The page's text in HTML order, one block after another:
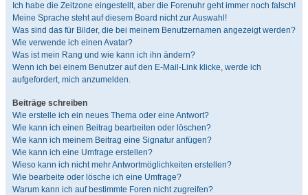
Ich habe die Zeitzone eingestellt, aber die Forenuhr geht immer noch falsch!
Meine Sprache steht auf diesem Board nicht zur Auswahl!
Was sind das für Bilder, die bei meinem Benutzernamen angezeigt werden?
Wie verwende ich einen Avatar?
Was ist mein Rang und wie kann ich ihn ändern?
Wenn ich bei einem Benutzer auf den E-Mail-Link klicke, werde ich
aufgefordert, mich anzumelden.
Beiträge schreiben
Wie erstelle ich ein neues Thema oder eine Antwort?
Wie kann ich einen Beitrag bearbeiten oder löschen?
Wie kann ich meinem Beitrag eine Signatur anfügen?
Wie kann ich eine Umfrage erstellen?
Wieso kann ich nicht mehr Antwortmöglichkeiten erstellen?
Wie bearbeite oder lösche ich eine Umfrage?
Warum kann ich auf bestimmte Foren nicht zugreifen?